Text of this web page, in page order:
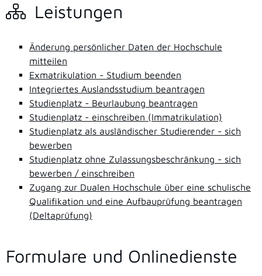
Leistungen
Änderung persönlicher Daten der Hochschule
mitteilen
Exmatrikulation - Studium beenden
Integriertes Auslandsstudium beantragen
Studienplatz - Beurlaubung beantragen
Studienplatz - einschreiben (Immatrikulation)
Studienplatz als ausländischer Studierender - sich
bewerben
Studienplatz ohne Zulassungsbeschränkung - sich
bewerben / einschreiben
Zugang zur Dualen Hochschule über eine schulische
Qualifikation und eine Aufbauprüfung beantragen
(Deltaprüfung)
Formulare und Onlinedienste